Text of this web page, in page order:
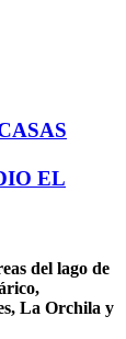
EL
del lago de
La Orchila y